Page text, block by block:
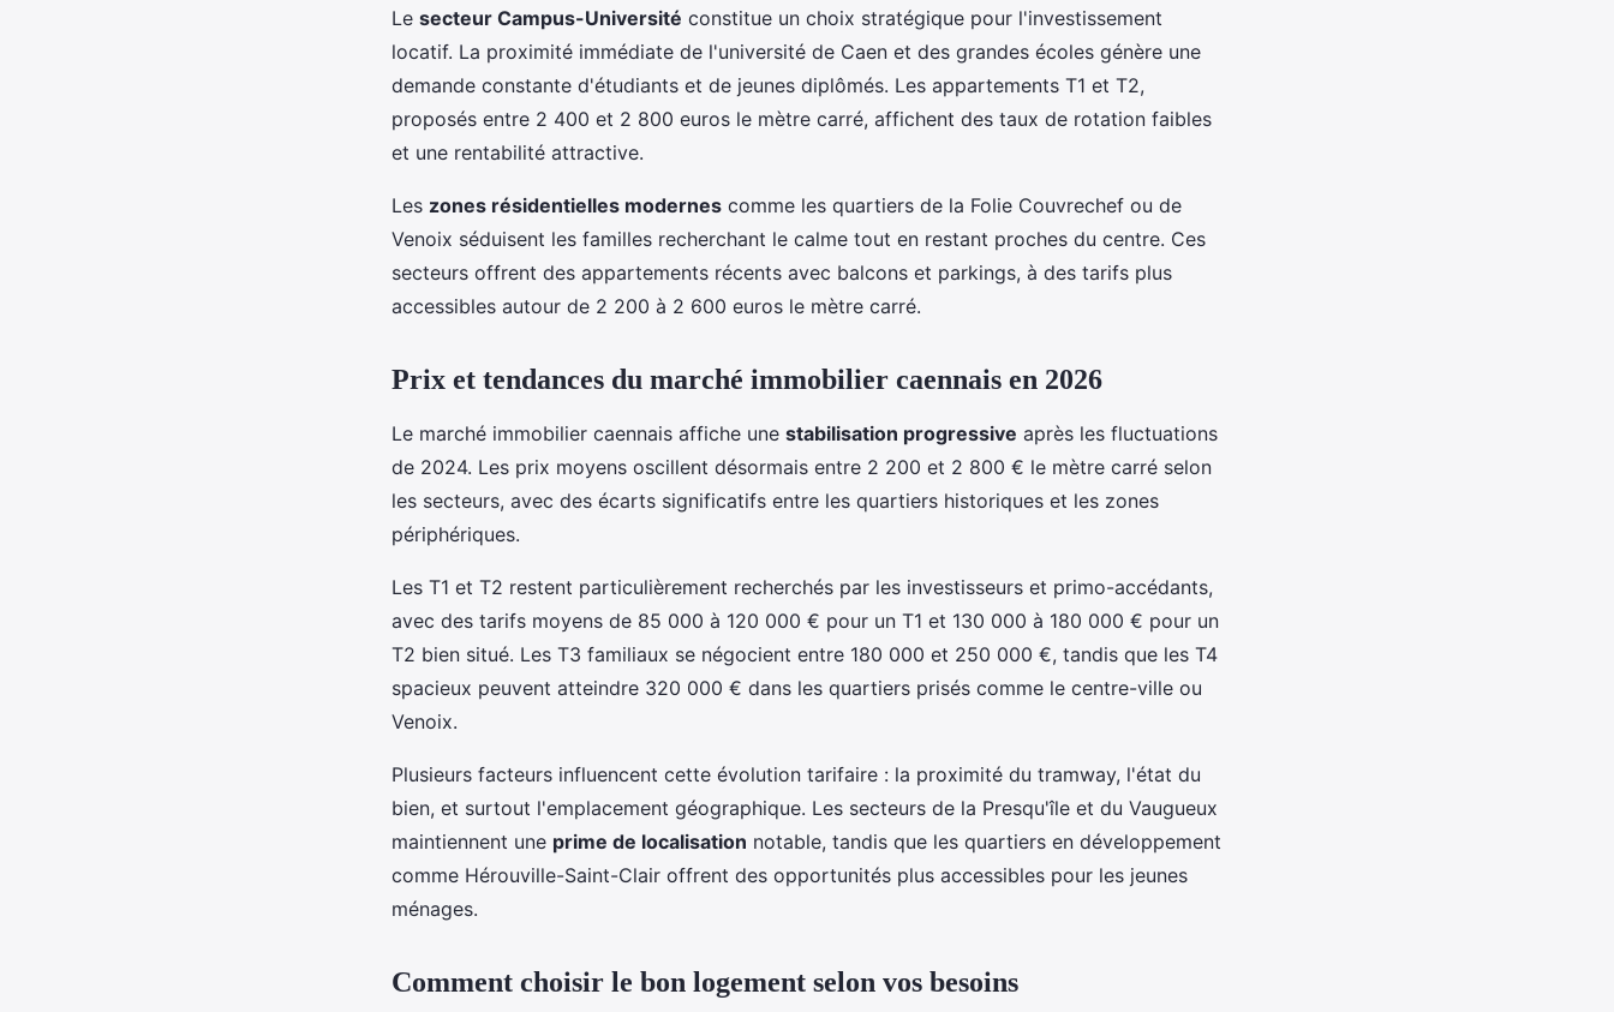
Le secteur Campus-Université constitue un choix stratégique pour l'investissement
locatif. La proximité immédiate de l'université de Caen et des grandes écoles génère une
demande constante d'étudiants et de jeunes diplômés. Les appartements T1 et T2,
proposés entre 2 400 et 2 800 euros le mètre carré, affichent des taux de rotation faibles
et une rentabilité attractive.
Les zones résidentielles modernes comme les quartiers de la Folie Couvrechef ou de
Venoix séduisent les familles recherchant le calme tout en restant proches du centre. Ces
secteurs offrent des appartements récents avec balcons et parkings, à des tarifs plus
accessibles autour de 2 200 à 2 600 euros le mètre carré.
Prix et tendances du marché immobilier caennais en 2026
Le marché immobilier caennais affiche une stabilisation progressive après les fluctuations
de 2024. Les prix moyens oscillent désormais entre 2 200 et 2 800 € le mètre carré selon
les secteurs, avec des écarts significatifs entre les quartiers historiques et les zones
périphériques.
Les T1 et T2 restent particulièrement recherchés par les investisseurs et primo-accédants,
avec des tarifs moyens de 85 000 à 120 000 € pour un T1 et 130 000 à 180 000 € pour un
T2 bien situé. Les T3 familiaux se négocient entre 180 000 et 250 000 €, tandis que les T4
spacieux peuvent atteindre 320 000 € dans les quartiers prisés comme le centre-ville ou
Venoix.
Plusieurs facteurs influencent cette évolution tarifaire : la proximité du tramway, l'état du
bien, et surtout l'emplacement géographique. Les secteurs de la Presqu'île et du Vaugueux
maintiennent une prime de localisation notable, tandis que les quartiers en développement
comme Hérouville-Saint-Clair offrent des opportunités plus accessibles pour les jeunes
ménages.
Comment choisir le bon logement selon vos besoins